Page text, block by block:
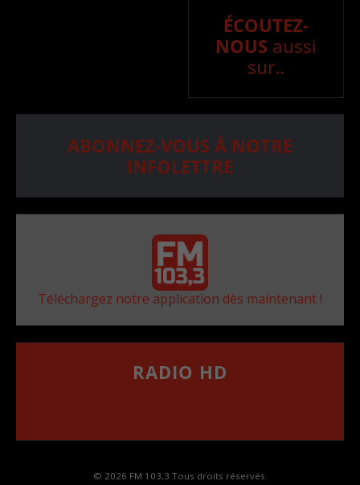
ÉCOUTEZ-
NOUS aussi
sur..
ABONNEZ-VOUS À NOTRE
INFOLETTRE
Téléchargez notre application dès maintenant !
RADIO HD
© 2026 FM 103,3 Tous droits réservés.